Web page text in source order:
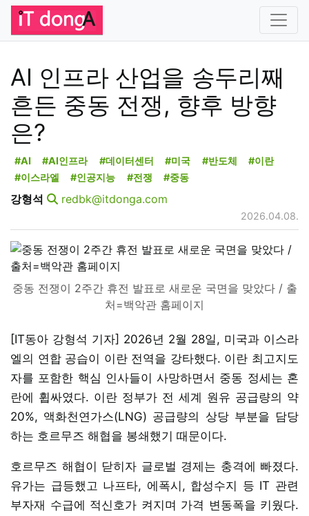
AI 인프라 산업을 송두리째
흔든 중동 전쟁, 향후 방향
은?
#AI #AI인프라 #데이터센터 #미국 #반도체
#이란
#이스라엘
#인공지능 #전쟁 #중동
강형석 redbk@itdonga.com
2026.04.08.
중동 전쟁이 2주간 휴전 발표로 새로운 국면을 맞았다 / 출
처=백악관 홈페이지
[IT동아 강형석 기자] 2026년 2월 28일, 미국과 이스라
엘의 연합 공습이 이란 전역을 강타했다. 이란 최고지도
자를 포함한 핵심 인사들이 사망하면서 중동 정세는 혼
란에 휩싸였다. 이란 정부가 전 세계 원유 공급량의 약
20%, 액화천연가스(LNG) 공급량의 상당 부분을 담당
하는 호르무즈 해협을 봉쇄했기 때문이다.
호르무즈 해협이 닫히자 글로벌 경제는 충격에 빠졌다.
유가는 급등했고 나프타, 에폭시, 합성수지 등 IT 관련
부자재 수급에 적신호가 켜지며 가격 변동폭을 키웠다.